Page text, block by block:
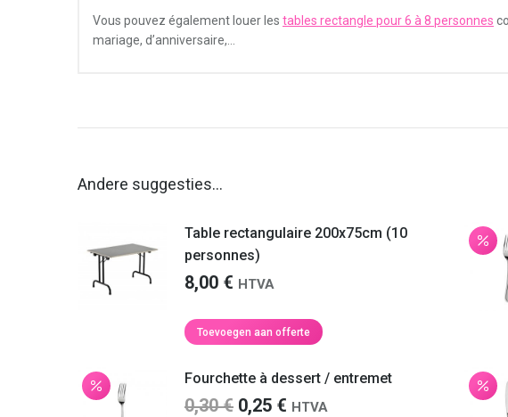
Vous pouvez également louer les tables rectangle pour 6 à 8 personnes
mariage, d’anniversaire,…
Andere suggesties…
Table rectangulaire 200x75cm (10
personnes)
8,00 € HTVA
Toevoegen aan offerte
Fourchette à dessert / entremet
0,30€ Oorspronkelijke
0,25 € Huidige
HTVA